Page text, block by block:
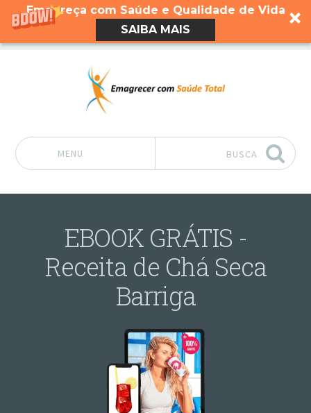
Emagreça com Saúde e Qualidade de Vida
SAIBA MAIS
MENU BUSCA
EBOOK GRÁTIS -
Receita de Chá Seca
Barriga